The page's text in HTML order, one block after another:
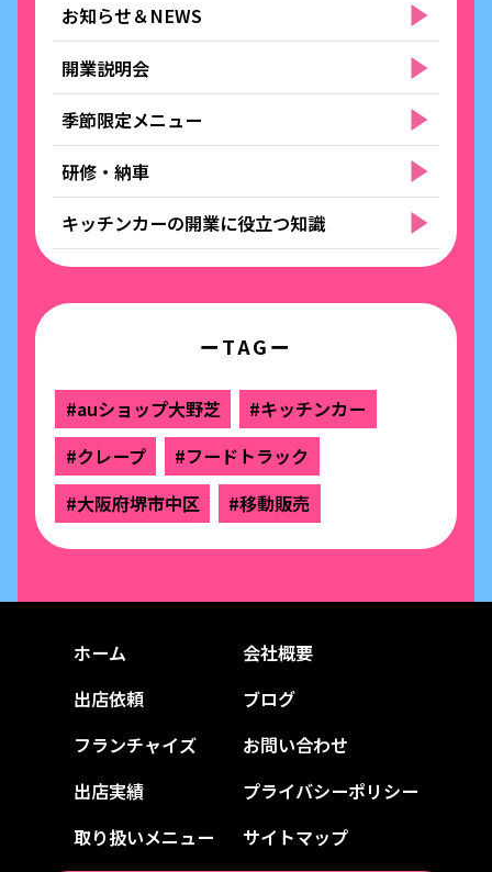
お知らせ＆NEWS
開業説明会
季節限定メニュー
研修・納車
キッチンカーの開業に役立つ知識
ーTAGー
#auショップ大野芝
#キッチンカー
#クレープ
#フードトラック
#大阪府堺市中区
#移動販売
ホーム
出店依頼
フランチャイズ
出店実績
取り扱いメニュー
会社概要
ブログ
お問い合わせ
プライバシーポリシー
サイトマップ